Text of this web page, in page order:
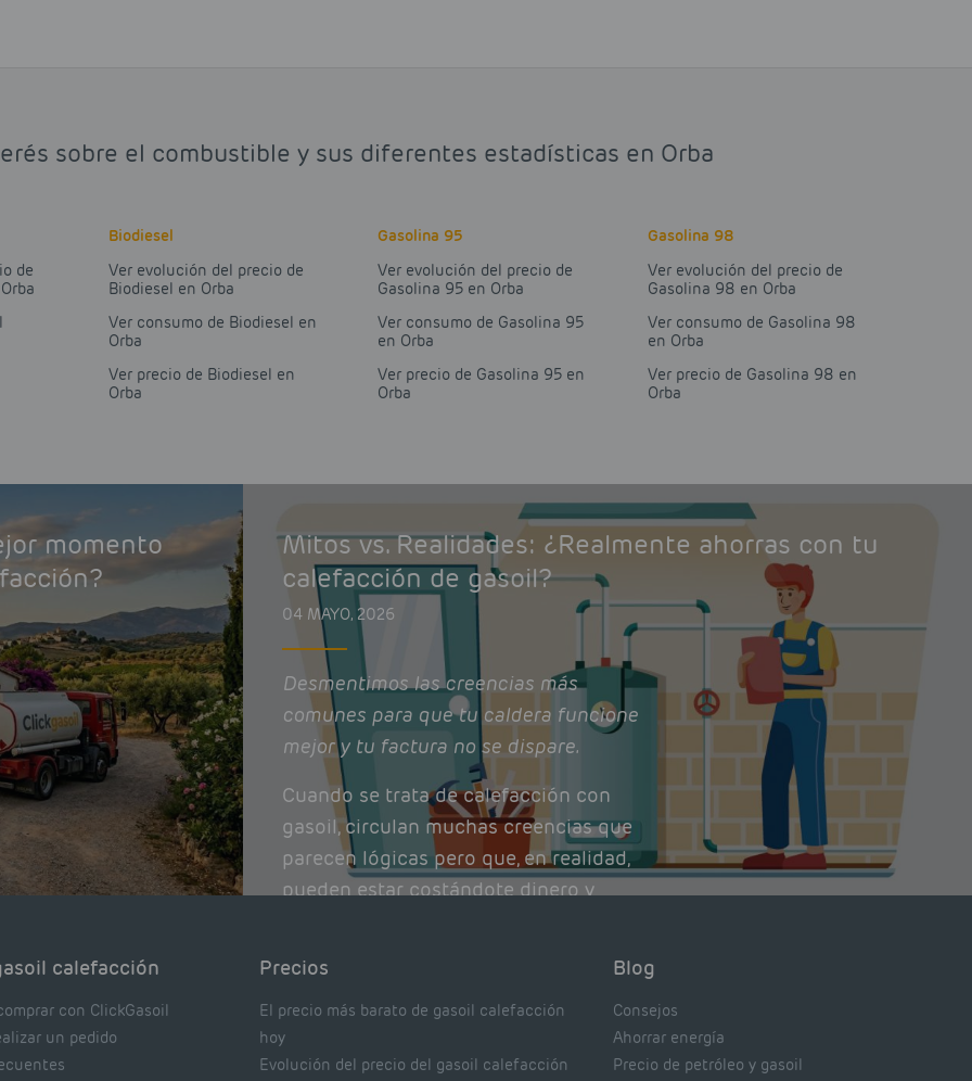
sobre el combustible y sus diferentes estadísticas en Orba
de
Biodiesel
Ver evolución del precio de
Biodiesel en Orba
Ver consumo de Biodiesel en
Orba
Ver precio de Biodiesel en
Orba
Gasolina 95
Ver evolución del precio de
Gasolina 95 en Orba
Ver consumo de Gasolina 95
en Orba
Ver precio de Gasolina 95 en
Orba
Gasolina 98
Ver evolución del precio de
Gasolina 98 en Orba
Ver consumo de Gasolina 98
en Orba
Ver precio de Gasolina 98 en
Orba
momento
Mitos vs. Realidades: ¿Realmente ahorras con tu
calefacción de gasoil?
04 MAYO, 2026
Desmentimos las creencias más
comunes para que tu caldera funcione
mejor y tu factura no se dispare.
Cuando se trata de calefacción con
gasoil, circulan muchas creencias que
parecen lógicas pero que, en realidad,
pueden estar costándote dinero y
calefacción
con ClickGasoil
un pedido
Precios
El precio más barato de gasoil calefacción
hoy
Evolución del precio del gasoil calefacción
Blog
Consejos
Ahorrar energía
Precio de petróleo y gasoil